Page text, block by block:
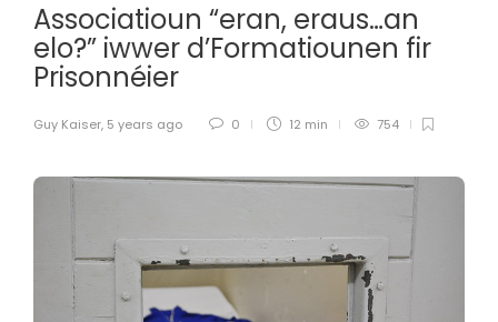
Associatioun “eran, eraus…an
elo?” iwwer d’Formatiounen fir
Prisonnéier
Guy Kaiser, 5 years ago 0 12 min 754